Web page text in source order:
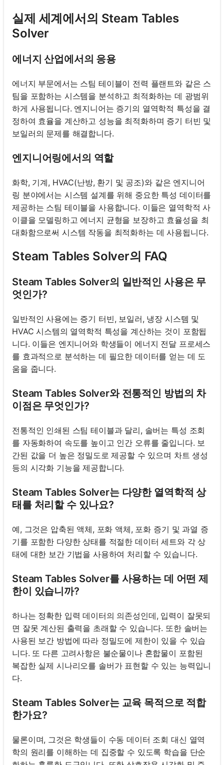
실제 세계에서의 Steam Tables
Solver
에너지 산업에서의 응용
에너지 부문에서는 스팀 테이블이 전력 플랜트와 같은 스
팀을 포함하는 시스템을 분석하고 최적화하는 데 광범위
하게 사용됩니다. 엔지니어는 증기의 열역학적 특성을 결
정하여 효율을 계산하고 성능을 최적화하며 증기 터빈 및
보일러의 문제를 해결합니다.
엔지니어링에서의 역할
화학, 기계, HVAC(난방, 환기 및 공조)와 같은 엔지니어
링 분야에서는 시스템 설계를 위해 중요한 특성 데이터를
제공하는 스팀 테이블을 사용합니다. 이들은 열역학적 사
이클을 모델링하고 에너지 균형을 보장하고 효율성을 최
대화함으로써 시스템 작동을 최적화하는 데 사용됩니다.
Steam Tables Solver의 FAQ
Steam Tables Solver의 일반적인 사용은 무
엇인가?
일반적인 사용에는 증기 터빈, 보일러, 냉장 시스템 및
HVAC 시스템의 열역학적 특성을 계산하는 것이 포함됩
니다. 이들은 엔지니어와 학생들이 에너지 전달 프로세스
를 효과적으로 분석하는 데 필요한 데이터를 얻는 데 도
움을 줍니다.
Steam Tables Solver와 전통적인 방법의 차
이점은 무엇인가?
전통적인 인쇄된 스팀 테이블과 달리, 솔버는 특성 조회
를 자동화하여 속도를 높이고 인간 오류를 줄입니다. 보
간된 값을 더 높은 정밀도로 제공할 수 있으며 차트 생성
등의 시각화 기능을 제공합니다.
Steam Tables Solver는 다양한 열역학적 상
태를 처리할 수 있나요?
예, 그것은 압축된 액체, 포화 액체, 포화 증기 및 과열 증
기를 포함한 다양한 상태를 적절한 데이터 세트와 각 상
태에 대한 보간 기법을 사용하여 처리할 수 있습니다.
Steam Tables Solver를 사용하는 데 어떤 제
한이 있습니까?
하나는 정확한 입력 데이터의 의존성인데, 입력이 잘못되
면 잘못 계산된 출력을 초래할 수 있습니다. 또한 솔버는
사용된 보간 방법에 따라 정밀도에 제한이 있을 수 있습
니다. 또 다른 고려사항은 불순물이나 혼합물이 포함된
복잡한 실제 시나리오를 솔버가 표현할 수 있는 능력입니
다.
Steam Tables Solver는 교육 목적으로 적합
한가요?
물론이며, 그것은 학생들이 수동 데이터 조회 대신 열역
학의 원리를 이해하는 데 집중할 수 있도록 학습을 단순